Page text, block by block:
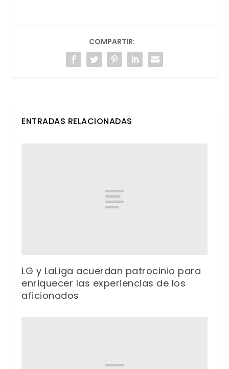
COMPARTIR:
ENTRADAS RELACIONADAS
LG y LaLiga acuerdan patrocinio para
enriquecer las experiencias de los
aficionados